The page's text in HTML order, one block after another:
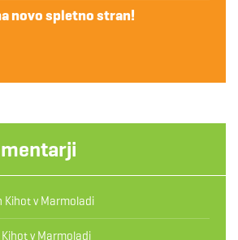
novo spletno stran!
Kihot v Marmoladi
Kihot v Marmoladi